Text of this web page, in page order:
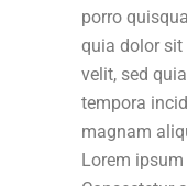
porro
quia dolor sit
velit, sed
tempora
magnam
Lorem